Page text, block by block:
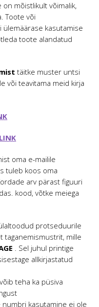
on mõistlikult võimalik,
Toote või
ülemäärase kasutamise
toote alandatud
täitke muster untsi
või teavitama meid kirja
LINK
oma e-mailile
tuleb koos oma
arv pärast figuuri
kood, võtke meiega
protseduurile
taganemismustrit, mille
. Sel juhul printige
allkirjastatud
teha ka püsiva
numbri kasutamine ei ole